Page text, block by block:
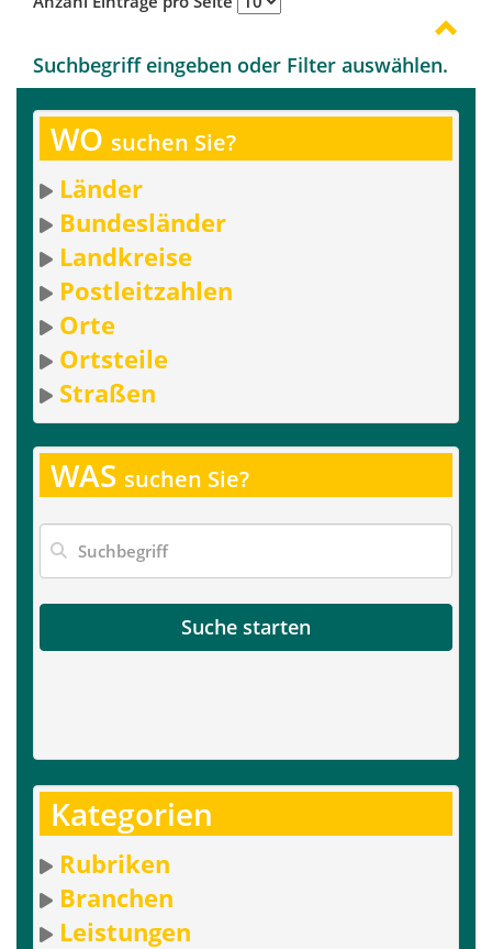
Suchbegriff eingeben oder Filter auswählen.
WO suchen Sie?
Länder
Bundesländer
Landkreise
Postleitzahlen
Orte
Ortsteile
Straßen
WAS suchen Sie?
Suche starten
Kategorien
Rubriken
Branchen
Leistungen